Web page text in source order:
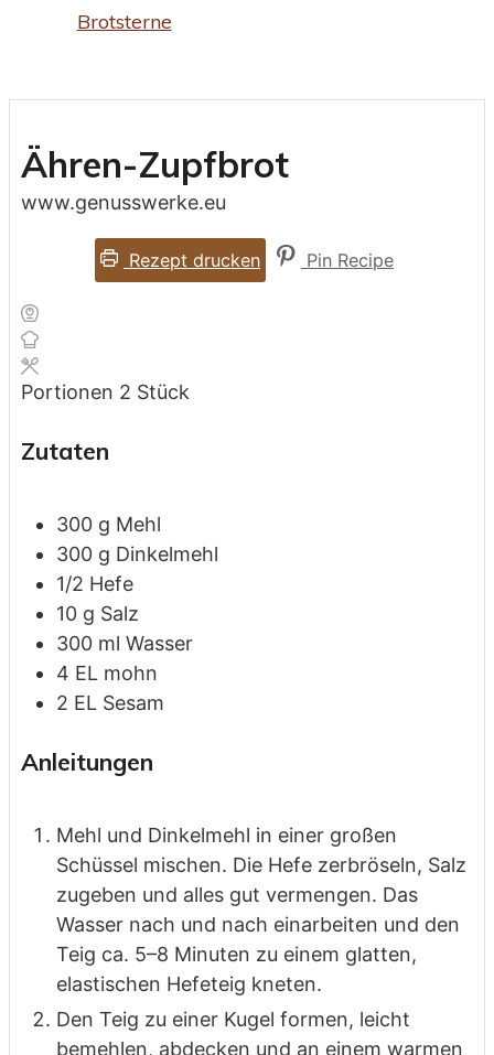
Brotsterne
Ähren-Zupfbrot
www.genusswerke.eu
Rezept drucken Pin Recipe
Portionen 2 Stück
Zutaten
300 g Mehl
300 g Dinkelmehl
1/2 Hefe
10 g Salz
300 ml Wasser
4 EL mohn
2 EL Sesam
Anleitungen
Mehl und Dinkelmehl in einer großen
Schüssel mischen. Die Hefe zerbröseln, Salz
zugeben und alles gut vermengen. Das
Wasser nach und nach einarbeiten und den
Teig ca. 5–8 Minuten zu einem glatten,
elastischen Hefeteig kneten.
Den Teig zu einer Kugel formen, leicht
bemehlen, abdecken und an einem warmen